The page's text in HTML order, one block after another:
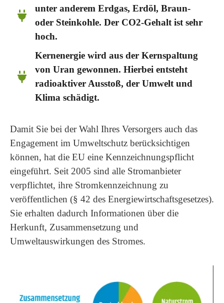
unter anderem Erdgas, Erdöl, Braun-
oder Steinkohle. Der CO2-Gehalt ist sehr
hoch.
Kernenergie wird aus der Kernspaltung
von Uran gewonnen. Hierbei entsteht
radioaktiver Ausstoß, der Umwelt und
Klima schädigt.
Damit Sie bei der Wahl Ihres Versorgers auch das
Engagement im Umweltschutz berücksichtigen
können, hat die EU eine Kennzeichnungspflicht
eingeführt. Seit 2005 sind alle Stromanbieter
verpflichtet, ihre Stromkennzeichnung zu
veröffentlichen (§ 42 des Energiewirtschaftsgesetzes).
Sie erhalten dadurch Informationen über die
Herkunft, Zusammensetzung und
Umweltauswirkungen des Stromes.